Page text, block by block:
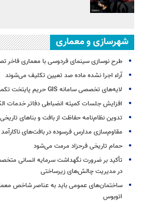
شهرسازی و معماری
طرح نوسازی سینمای فردوسی با معماری فاخر
آراء اجرا نشده ماده صد تعیین تکلیف می‌شوند
لایه‌های تخصصی سامانه GIS حریم پایتخت تکمیل شد
افزایش جلسات کمیته انضباطی دفاتر خدمات
تدوین نظام‌نامه حفاظت از بافت و بناهای
مقاوم‌سازی مدارس فرسوده در بافت‌های
حمام تاریخی فرحزاد مرمت می‌شود
تأکید بر ضرورت نگهداشت سرمایه انسانی
در مدیریت چالش‌های زیرساختی
ساختمان‌های عمومی باید به عناصر شاخص
اتوبوس